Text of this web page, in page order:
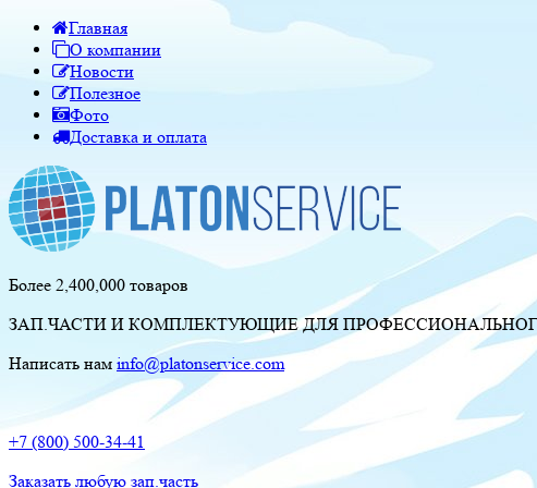
Главная
О компании
Новости
Полезное
Фото
Доставка и оплата
Более 2,400,000 товаров
ЗАП.ЧАСТИ И КОМПЛЕКТУЮЩИЕ ДЛЯ
Написать нам info@platonservice.com
+7 (800) 500-34-41
Заказать любую зап.часть